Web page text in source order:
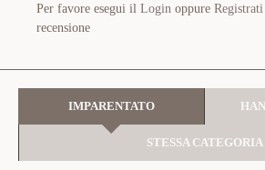
Per favore esegui il Login oppure Registrati
recensione
IMPARENTATO
STESSA CATEGORIA